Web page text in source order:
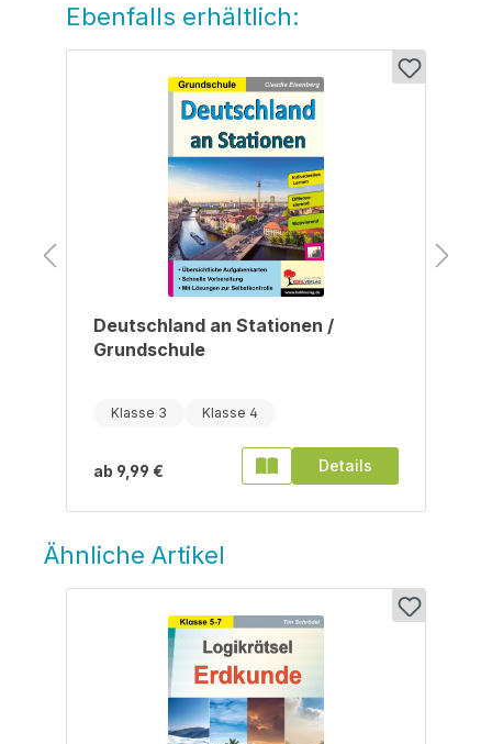
Produktgalerie überspringen
Ebenfalls erhältlich:
Deutschland an Stationen /
Grundschule
Klasse 3 Klasse 4
ab 9,99 € Details
Ähnliche Artikel